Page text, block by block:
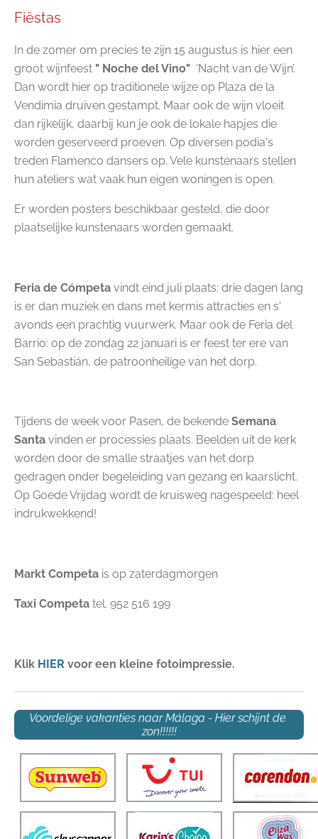
Fiëstas
In de zomer om precies te zijn 15 augustus is hier een
groot wijnfeest " Noche del Vino" ‘Nacht van de Wijn’.
Dan wordt hier op traditionele wijze op Plaza de la
Vendimia druiven gestampt. Maar ook de wijn vloeit
dan rijkelijk, daarbij kun je ook de lokale hapjes die
worden geserveerd proeven. Op diversen podia's
treden Flamenco dansers op. Vele kunstenaars stellen
hun ateliers wat vaak hun eigen woningen is open.
Er worden posters beschikbaar gesteld, die door
plaatselijke kunstenaars worden gemaakt.
Feria de Cómpeta vindt eind juli plaats: drie dagen lang
is er dan muziek en dans met kermis attracties en s'
avonds een prachtig vuurwerk. Maar ook de Feria del
Barrio: op de zondag 22 januari is er feest ter ere van
San Sebastián, de patroonheilige van het dorp.
Tijdens de week voor Pasen, de bekende Semana
Santa vinden er processies plaats. Beelden uit de kerk
worden door de smalle straatjes van het dorp
gedragen onder begeleiding van gezang en kaarslicht.
Op Goede Vrijdag wordt de kruisweg nagespeeld: heel
indrukwekkend!
Markt Competa is op zaterdagmorgen
Taxi Competa tel. 952 516 199
Klik HIER voor een kleine fotoimpressie.
Voordelige vakanties naar Málaga - Hier schijnt de
zon!!!!!!